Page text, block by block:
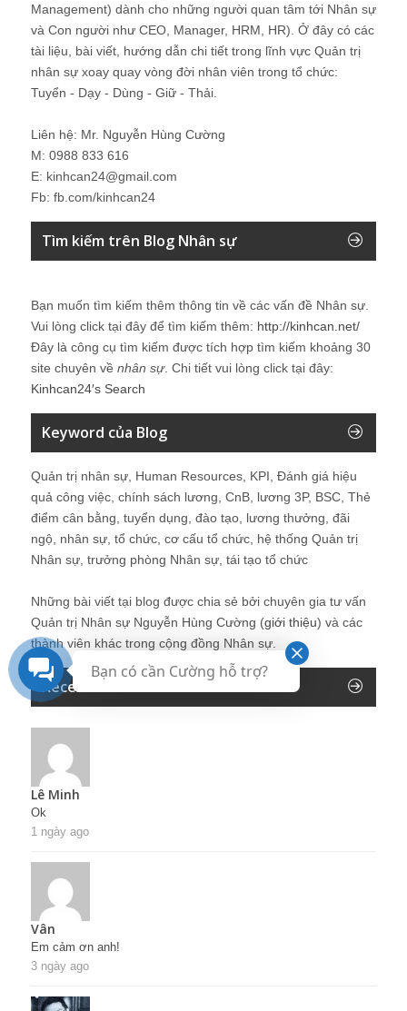
Management) dành cho những người quan tâm tới Nhân sự
và Con người như CEO, Manager, HRM, HR). Ở đây có các
tài liệu, bài viết, hướng dẫn chi tiết trong lĩnh vực Quản trị
nhân sự xoay quay vòng đời nhân viên trong tổ chức:
Tuyển - Dạy - Dùng - Giữ - Thải.
Liên hệ: Mr. Nguyễn Hùng Cường
M: 0988 833 616
E: kinhcan24@gmail.com
Fb: fb.com/kinhcan24
Tìm kiếm trên Blog Nhân sự
Bạn muốn tìm kiếm thêm thông tin về các vấn đề Nhân sự
Vui lòng click tại đây để tìm kiếm thêm: http://kinhcan.net/
Đây là công cụ tìm kiếm được tích hợp tìm kiếm khoảng 30
site chuyên về nhân sự. Chi tiết vui lòng click tại đây:
Kinhcan24′s Search
Keyword của Blog
Quản trị nhân sự, Human Resources, KPI, Đánh giá hiệu
quả công việc, chính sách lương, CnB, lương 3P, BSC, Thẻ
điểm cân bằng, tuyển dụng, đào tạo, lương thưởng, đãi
ngộ, nhân sự, tổ chức, cơ cấu tổ chức, hệ thống Quản trị
Nhân sự, trưởng phòng Nhân sự, tái tạo tổ chức
Những bài viết tại blog được chia sẻ bởi chuyên gia tư vấn
Quản trị Nhân sự Nguyễn Hùng Cường (giới thiệu) và các
thành viên khác trong cộng đồng Nhân sự.
Recent Comments
Lê Minh
Ok
1 ngày ago
Vân
Em cảm ơn anh!
3 ngày ago
Bạn có cần Cường hỗ trợ?